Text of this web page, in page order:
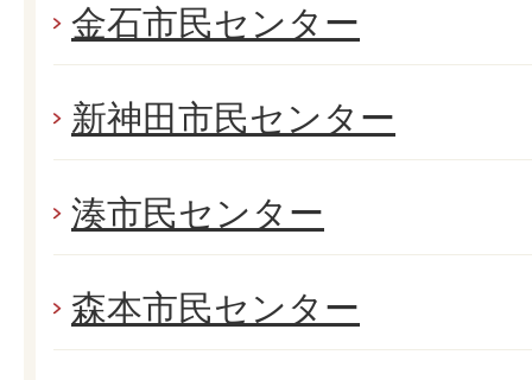
金石市民センター
新神田市民センター
湊市民センター
森本市民センター